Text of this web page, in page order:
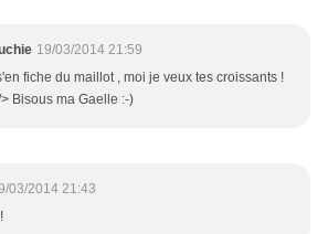
19/03/2014 21:59
fiche du maillot , moi je veux tes croissants !
Bisous ma Gaelle :-)
03/2014 21:43